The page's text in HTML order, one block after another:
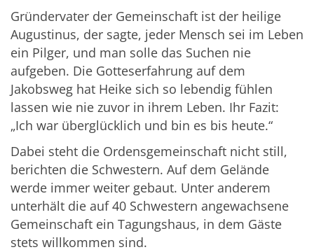
Gründervater der Gemeinschaft ist der heilige
Augustinus, der sagte, jeder Mensch sei im Leben
ein Pilger, und man solle das Suchen nie
aufgeben. Die Gotteserfahrung auf dem
Jakobsweg hat Heike sich so lebendig fühlen
lassen wie nie zuvor in ihrem Leben. Ihr Fazit:
„Ich war überglücklich und bin es bis heute.“
Dabei steht die Ordensgemeinschaft nicht still,
berichten die Schwestern. Auf dem Gelände
werde immer weiter gebaut. Unter anderem
unterhält die auf 40 Schwestern angewachsene
Gemeinschaft ein Tagungshaus, in dem Gäste
stets willkommen sind.